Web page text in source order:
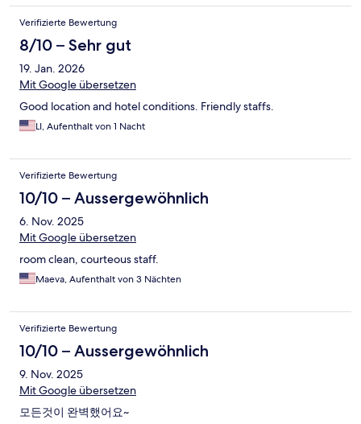
Verifizierte Bewertung
8/10 – Sehr gut
19. Jan. 2026
Mit Google übersetzen
Good location and hotel conditions. Friendly staffs.
LI, Aufenthalt von 1 Nacht
Verifizierte Bewertung
10/10 – Aussergewöhnlich
6. Nov. 2025
Mit Google übersetzen
room clean, courteous staff.
Maeva, Aufenthalt von 3 Nächten
Verifizierte Bewertung
10/10 – Aussergewöhnlich
9. Nov. 2025
Mit Google übersetzen
모든것이 완벽했어요~